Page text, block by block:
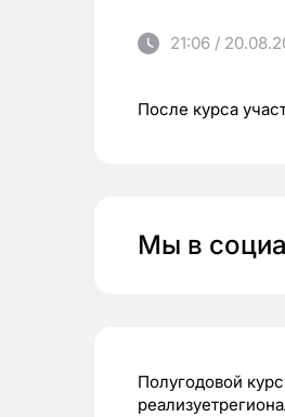
21:06 /
После курса
Мы в
Полугодовой